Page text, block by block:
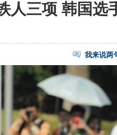
人三项 韩国选
我来说两